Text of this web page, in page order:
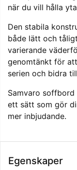
när du vill hålla
Den stabila
både lätt och
varierande
genomtänkt för
serien och bidra
Samvaro
ett sätt som gör
mer inbjudande.
Egenskaper